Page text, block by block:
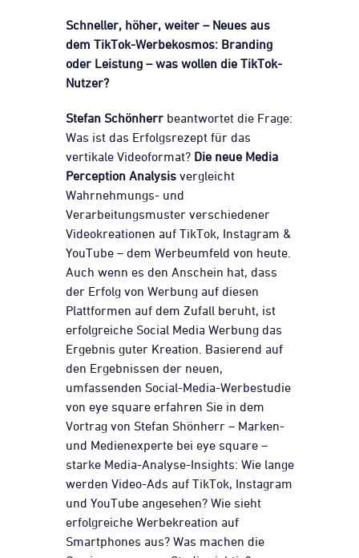
Schneller, höher, weiter – Neues aus
dem TikTok-Werbekosmos: Branding
oder Leistung – was wollen die TikTok-
Nutzer?
Stefan Schönherrbeantwortet die Frage:
Was ist das Erfolgsrezept für das
vertikale Videoformat? Die neue Media
Perception Analysisvergleicht
Wahrnehmungs- und
Verarbeitungsmuster verschiedener
Videokreationen auf TikTok, Instagram &
YouTube – dem Werbeumfeld von heute.
Auch wenn es den Anschein hat, dass
der Erfolg von Werbung auf diesen
Plattformen auf dem Zufall beruht, ist
erfolgreiche Social Media Werbung das
Ergebnis guter Kreation. Basierend auf
den Ergebnissen der neuen,
umfassenden Social-Media-Werbestudie
von eye square erfahren Sie in dem
Vortrag von Stefan Shönherr – Marken-
und Medienexperte bei eye square –
starke Media-Analyse-Insights: Wie lange
werden Video-Ads auf TikTok, Instagram
und YouTube angesehen? Wie sieht
erfolgreiche Werbekreation auf
Smartphones aus? Was machen die